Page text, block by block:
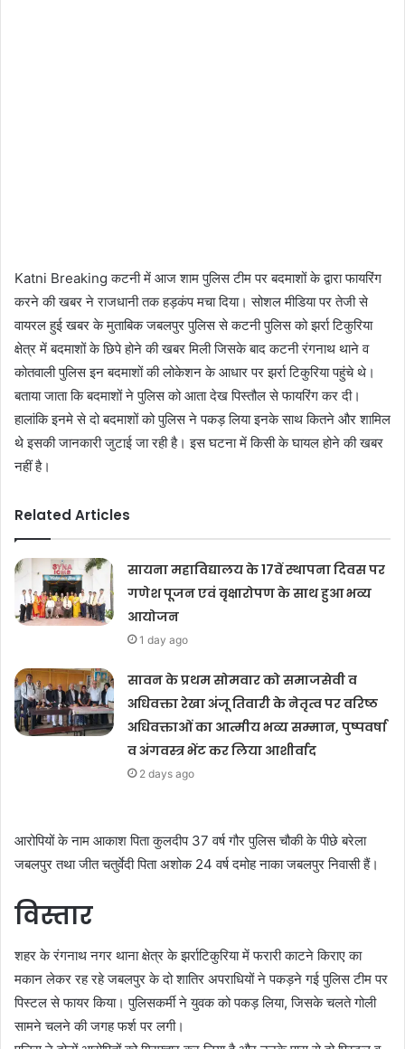
Katni Breaking कटनी में आज शाम पुलिस टीम पर बदमाशों के द्वारा फायरिंग
करने की खबर ने राजधानी तक हड़कंप मचा दिया। सोशल मीडिया पर तेजी से
वायरल हुई खबर के मुताबिक जबलपुर पुलिस से कटनी पुलिस को झर्रा टिकुरिया
क्षेत्र में बदमाशों के छिपे होने की खबर मिली जिसके बाद कटनी रंगनाथ थाने व
कोतवाली पुलिस इन बदमाशों की लोकेशन के आधार पर झर्रा टिकुरिया पहुंचे थे।
बताया जाता कि बदमाशों ने पुलिस को आता देख पिस्तौल से फायरिंग कर दी।
हालांकि इनमे से दो बदमाशों को पुलिस ने पकड़ लिया इनके साथ कितने और शामिल
थे इसकी जानकारी जुटाई जा रही है। इस घटना में किसी के घायल होने की खबर
नहीं है।
Related Articles
सायना महाविद्यालय के 17वें स्थापना दिवस पर
गणेश पूजन एवं वृक्षारोपण के साथ हुआ भव्य
आयोजन
1 day ago
सावन के प्रथम सोमवार को समाजसेवी व
अधिवक्ता रेखा अंजू तिवारी के नेतृत्व पर वरिष्ठ
अधिवक्ताओं का आत्मीय भव्य सम्मान, पुष्पवर्षा
व अंगवस्त्र भेंट कर लिया आशीर्वाद
2 days ago
आरोपियों के नाम आकाश पिता कुलदीप 37 वर्ष गौर पुलिस चौकी के पीछे बरेला
जबलपुर तथा जीत चतुर्वेदी पिता अशोक 24 वर्ष दमोह नाका जबलपुर निवासी हैं।
विस्तार
शहर के रंगनाथ नगर थाना क्षेत्र के झर्राटिकुरिया में फरारी काटने किराए का
मकान लेकर रह रहे जबलपुर के दो शातिर अपराधियों ने पकड़ने गई पुलिस टीम पर
पिस्टल से फायर किया। पुलिसकर्मी ने युवक को पकड़ लिया, जिसके चलते गोली
सामने चलने की जगह फर्श पर लगी।